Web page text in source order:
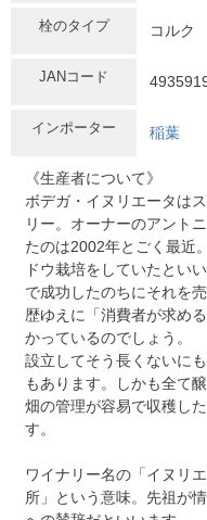
栓のタイプ コルク
JANコード
インポーター 稲葉
《生産者について》
ボデガ・イヌリエータは
リー。オーナーのアント
たのは2002年とごく最近
ドウ栽培をしていたとい
で成功したのちにそれを
歴ゆえに「消費者が求め
かっているのでしょう。
設立してそう長くないに
もあります。しかも全て
畑の管理が容易で収穫し
す。
ワイナリー名の「イヌリ
所」という意味。先祖が